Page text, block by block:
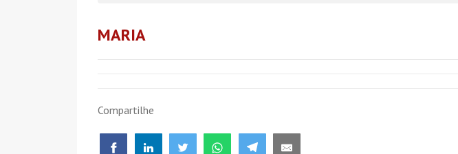
MARIA
Compartilhe